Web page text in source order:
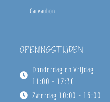
Cadeaubon
OPENINGSTIJDEN
Donderdag en Vrijdag
11:00 - 17:30
Zaterdag 10:00 - 16:00